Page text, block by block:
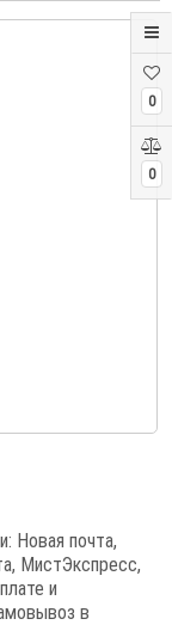
0
0
Новая почта,
МистЭкспресс,
и
в